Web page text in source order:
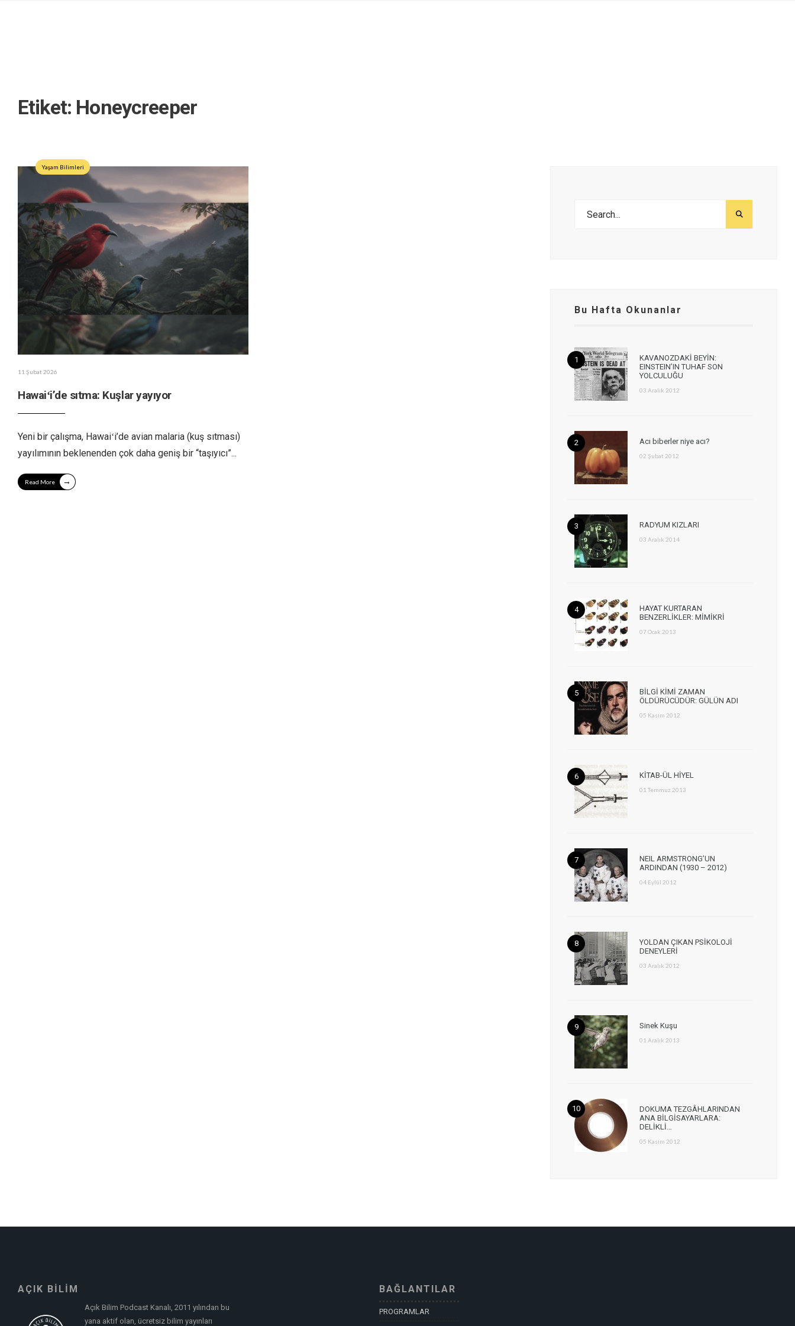
Etiket: Honeycreeper
Yaşam Bilimleri
11 Şubat 2026
Hawaiʻi’de sıtma: Kuşlar yayıyor
Yeni bir çalışma, Hawaiʻi’de avian malaria (kuş sıtması)
yayılımının beklenenden çok daha geniş bir “taşıyıcı”...
Read More →
Bu Hafta Okunanlar
KAVANOZDAKİ BEYİN:
EINSTEIN’IN TUHAF SON
YOLCULUĞU
03 Aralık 2012
Acı biberler niye acı?
02 Şubat 2012
RADYUM KIZLARI
03 Aralık 2014
HAYAT KURTARAN
BENZERLİKLER: MİMİKRİ
07 Ocak 2013
BİLGİ KİMİ ZAMAN
ÖLDÜRÜCÜDÜR: GÜLÜN ADI
05 Kasım 2012
KİTAB-ÜL HİYEL
01 Temmuz 2013
NEIL ARMSTRONG’UN
ARDINDAN (1930 – 2012)
04 Eylül 2012
YOLDAN ÇIKAN PSİKOLOJİ
DENEYLERİ
03 Aralık 2012
Sinek Kuşu
01 Aralık 2013
DOKUMA TEZGÂHLARINDAN
ANA BİLGİSAYARLARA:
DELİKLİ…
05 Kasım 2012
AÇIK BİLİM
Açık Bilim Podcast Kanalı, 2011 yılından bu
yana aktif olan, ücretsiz bilim yayınları
BAĞLANTILAR
PROGRAMLAR